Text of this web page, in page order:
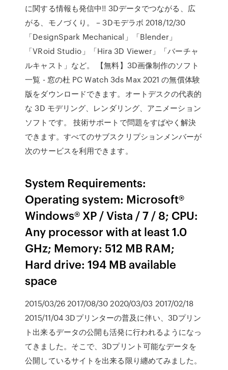
に関する情報も発信中!! 3Dデータでつながる、広
がる、モノづくり。 – 3Dモデラボ 2018/12/30
「DesignSpark Mechanical」「Blender」
「VRoid Studio」「Hira 3D Viewer」「バーチャ
ルキャスト」など。 【無料】3D画像制作のソフト
一覧 - 窓の杜 PC Watch 3ds Max 2021 の無償体験
版をダウンロードできます。オートデスクの代表的
な 3D モデリング、レンダリング、アニメーション
ソフトです。 技術サポートで問題をすばやく解決
できます。すべてのサブスクリプションメンバーが
次のサービスを利用できます。
System Requirements:
Operating system: Microsoft®
Windows® XP / Vista / 7 / 8; CPU:
Any processor with at least 1.0
GHz; Memory: 512 MB RAM;
Hard drive: 194 MB available
space
2015/03/26 2017/08/30 2020/03/03 2017/02/18
2015/11/04 3Dプリンターの普及に伴い、3Dプリン
ト出来るデータの公開も活発に行われるようになっ
てきました。そこで、3Dプリント可能なデータを
公開しているサイトを出来る限り纏めてみました。